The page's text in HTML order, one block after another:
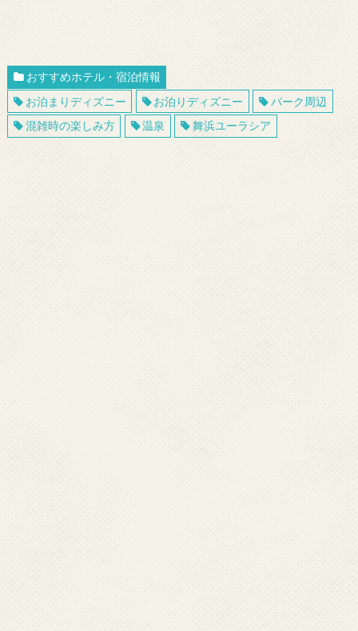
おすすめホテル・宿泊情報
お泊まりディズニー
お泊りディズニー
パーク周辺
混雑時の楽しみ方
温泉 舞浜ユーラシア